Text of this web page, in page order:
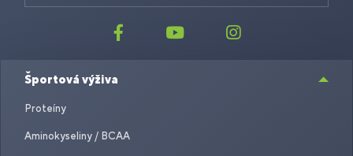
Športová výživa
Proteíny
Aminokyseliny / BCAA